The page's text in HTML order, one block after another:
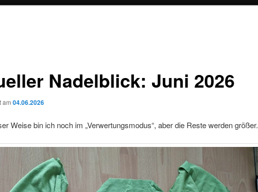
Nadelblick: Juni 2026
am 04.06.2026
Weise bin ich noch im „Verwertungsmodus“, aber die Reste werden größer.